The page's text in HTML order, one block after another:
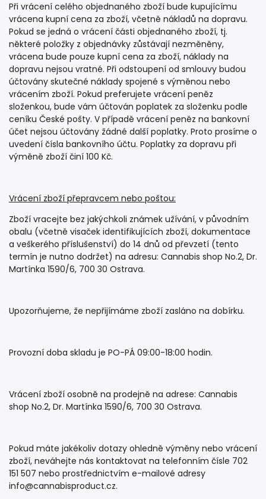
Při vrácení celého objednaného zboží bude kupujícímu
vrácena kupní cena za zboží, včetně nákladů na dopravu.
Pokud se jedná o vrácení části objednaného zboží, tj.
některé položky z objednávky zůstávají nezměněny,
vrácena bude pouze kupní cena za zboží, náklady na
dopravu nejsou vratné. Při odstoupení od smlouvy budou
účtovány skutečné náklady spojené s výměnou nebo
vrácením zboží. Pokud preferujete vrácení peněz
složenkou, bude vám účtován poplatek za složenku podle
ceníku České pošty. V případě vrácení peněz na bankovní
účet nejsou účtovány žádné další poplatky. Proto prosíme o
uvedení čísla bankovního účtu. Poplatky za dopravu při
výměně zboží činí 100 Kč.
Vrácení zboží přepravcem nebo poštou:
Zboží vracejte bez jakýchkoli známek užívání, v původním
obalu (včetně visaček identifikujících zboží, dokumentace
a veškerého příslušenství) do 14 dnů od převzetí (tento
termín je nutno dodržet) na adresu: Cannabis shop No.2, Dr.
Martínka 1590/6, 700 30 Ostrava.
Upozorňujeme, že nepřijímáme zboží zasláno na dobírku.
Provozní doba skladu je PO-PÁ 09:00-18:00 hodin.
Vrácení zboží osobně na prodejně na adrese: Cannabis
shop No.2, Dr. Martínka 1590/6, 700 30 Ostrava.
Pokud máte jakékoliv dotazy ohledně výměny nebo vrácení
zboží, neváhejte nás kontaktovat na telefonním čísle 702
151 507 nebo prostřednictvím e-mailové adresy
info@cannabisproduct.cz.